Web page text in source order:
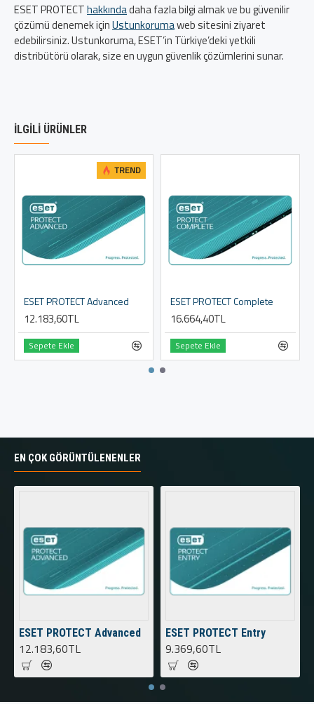
ESET PROTECThakkındadaha fazla bilgi almak ve bu güvenilir
çözümü denemek içinUstunkorumaweb sitesini ziyaret
edebilirsiniz. Ustunkoruma, ESET’in Türkiye’deki yetkili
distribütörü olarak, size en uygun güvenlik çözümlerini sunar.
İLGILI ÜRÜNLER
TREND
ESET PROTECT Advanced
12.183,60TL
Sepete Ekle
ESET PROTECT Complete
16.664,40TL
Sepete Ekle
EN ÇOK GÖRÜNTÜLENENLER
ESET PROTECT Advanced
12.183,60TL
ESET PROTECT Entry
9.369,60TL